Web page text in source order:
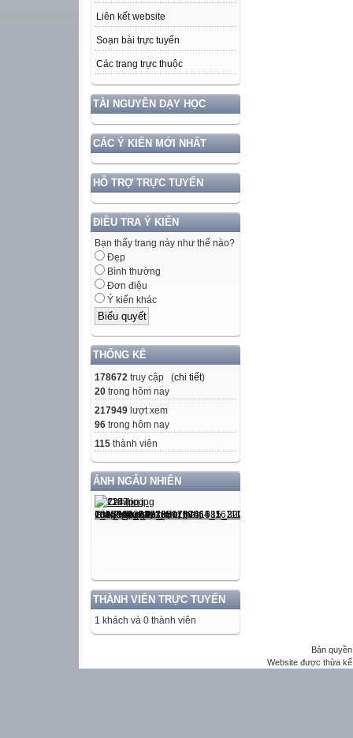
Liên kết website
Soạn bài trực tuyến
Các trang trực thuộc
TÀI NGUYÊN DẠY HỌC
CÁC Ý KIẾN MỚI NHẤT
HỖ TRỢ TRỰC TUYẾN
ĐIỀU TRA Ý KIẾN
Bạn thấy trang này như thế nào?
Đẹp
Bình thường
Đơn điệu
Ý kiến khác
THỐNG KÊ
178672 truy cập (chi tiết)
20 trong hôm nay
217949 lượt xem
96 trong hôm nay
115 thành viên
ẢNH NGẪU NHIÊN
THÀNH VIÊN TRỰC TUYẾN
1 khách và 0 thành viên
Bản
Website được thừa